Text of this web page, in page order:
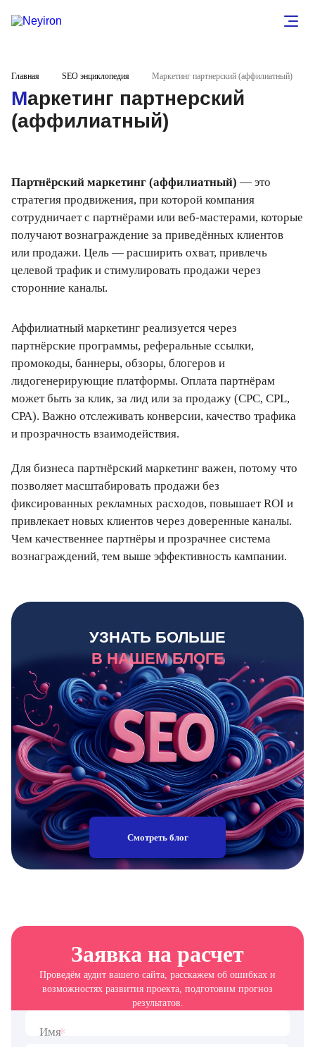
Главная SEO энциклопедия Маркетинг партнерский (аффилиатный)
Маркетинг партнерский
(аффилиатный)
Партнёрский маркетинг (аффилиатный) — это
стратегия продвижения, при которой компания
сотрудничает с партнёрами или веб-мастерами, которые
получают вознаграждение за приведённых клиентов
или продажи. Цель — расширить охват, привлечь
целевой трафик и стимулировать продажи через
сторонние каналы.
Аффилиатный маркетинг реализуется через
партнёрские программы, реферальные ссылки,
промокоды, баннеры, обзоры, блогеров и
лидогенерирующие платформы. Оплата партнёрам
может быть за клик, за лид или за продажу (CPC, CPL,
CPA). Важно отслеживать конверсии, качество трафика
и прозрачность взаимодействия.
Для бизнеса партнёрский маркетинг важен, потому что
позволяет масштабировать продажи без
фиксированных рекламных расходов, повышает ROI и
привлекает новых клиентов через доверенные каналы.
Чем качественнее партнёры и прозрачнее система
вознаграждений, тем выше эффективность кампании.
УЗНАТЬ БОЛЬШЕ
В НАШЕМ БЛОГЕ
Смотреть блог
Заявка на расчет
Проведём аудит вашего сайта, расскажем об ошибках и
возможностях развития проекта, подготовим прогноз
результатов.
Имя*